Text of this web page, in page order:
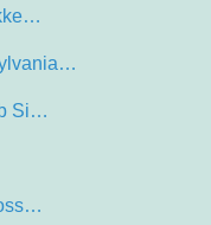
Si…